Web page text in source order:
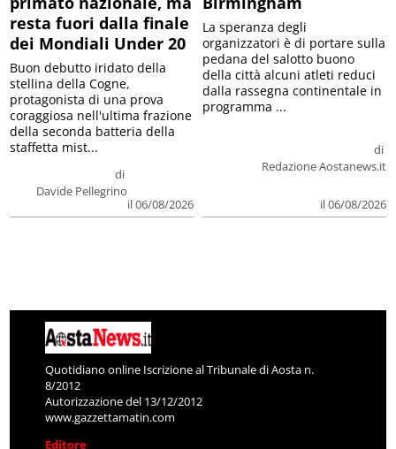
resta fuori dalla finale
dei Mondiali Under 20
di
Davide Pellegrino
il 06/08/2026
Buon debutto iridato della
stellina della Cogne,
protagonista di una prova
coraggiosa nell'ultima frazione
della seconda batteria della
staffetta mist...
di
Redazione Aostanews.it
il 06/08/2026
La speranza degli
organizzatori è di portare sulla
pedana del salotto buono
della città alcuni atleti reduci
dalla rassegna continentale in
programma ...
Quotidiano online Iscrizione al Tribunale di Aosta n.
8/2012
Autorizzazione del 13/12/2012
www.gazzettamatin.com
Editore